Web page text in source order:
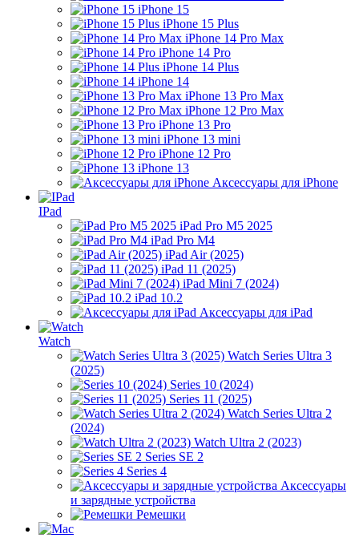
iPhone 15
iPhone 15 Plus
iPhone 14 Pro Max
iPhone 14 Pro
iPhone 14 Plus
iPhone 14
iPhone 13 Pro Max
iPhone 12 Pro Max
iPhone 13 Pro
iPhone 13 mini
iPhone 12 Pro
iPhone 13
Аксессуары для iPhone
IPad
iPad Pro M5 2025
iPad Pro M4
iPad Air (2025)
iPad 11 (2025)
iPad Mini 7 (2024)
iPad 10.2
Аксессуары для iPad
Watch
Watch Series Ultra 3
(2025)
Series 10 (2024)
Series 11 (2025)
Watch Series Ultra 2
(2024)
Watch Ultra 2 (2023)
Series SE 2
Series 4
Аксессуары
и зарядные устройства
Ремешки